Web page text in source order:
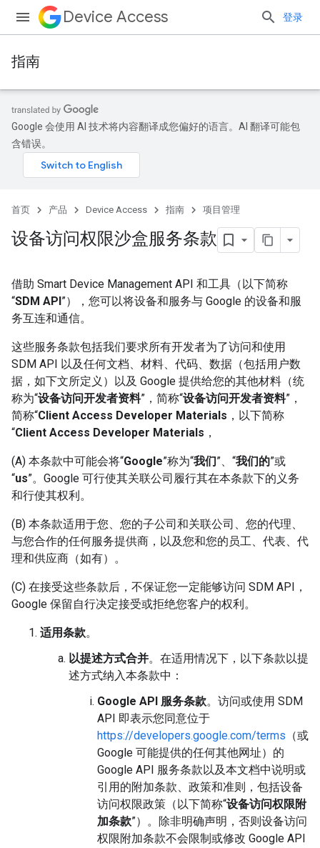
Device Access 登录
指南
Google 会使用 AI 技术将内容翻译成您偏好的语言。AI 翻译可能包
含错误。
首页 产品 Device Access 指南 项目管理
设备访问权限沙盒服务条款
借助 Smart Device Management API 和工具（以下简称
“SDM API”），您可以将设备和服务与 Google 的设备和服
务互连和通信。
这些服务条款包括我们要求所有开发者为了访问和使用
SDM API 以及任何文档、材料、代码、数据（包括用户数
据，如下文所定义）以及 Google 提供给您的其他材料（统
称为“设备访问开发者资料”，简称“设备访问开发者资料”，
简称“Client Access Developer Materials ，以下简称
“Client Access Developer Materials ，
(A) 本条款中可能会将“Google”称为“我们”、“我们的”或
“us”。Google 可行使其关联公司履行其在本条款下的义务
和行使其权利。
(B) 本条款适用于您、您的子公司和关联公司、您的代理、
与您合作的任何服务提供商，以及您和您的员工、代表、代
理和供应商（如有）。
(C) 在接受这些条款后，不保证您一定能够访问 SDM API，
Google 保留自行决定接受或拒绝您客户的权利。
适用条款。
以提述方式合并。在适用情况下，以下条款以提
述方式纳入本条款中：
Google API 服务条款。访问或使用 SDM
API 即表示您同意位于
https://developers.google.com/terms （或
Google 可能提供的任何其他网址）的
Google API 服务条款以及本文档中说明或
引用的附加条款、政策和准则，包括设备
访问权限政策（以下简称“设备访问权限附
加条款”）。除非明确声明，否则设备访问
权限附加条款不会限制或修改 Google API